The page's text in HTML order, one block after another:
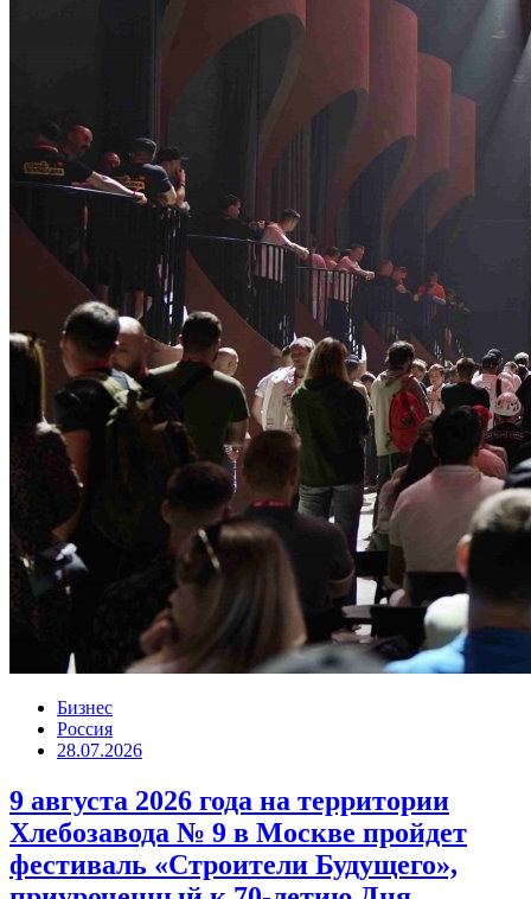
Бизнес
Россия
28.07.2026
9 августа 2026 года на территории
Хлебозавода № 9 в Москве пройдет
фестиваль «Строители Будущего»,